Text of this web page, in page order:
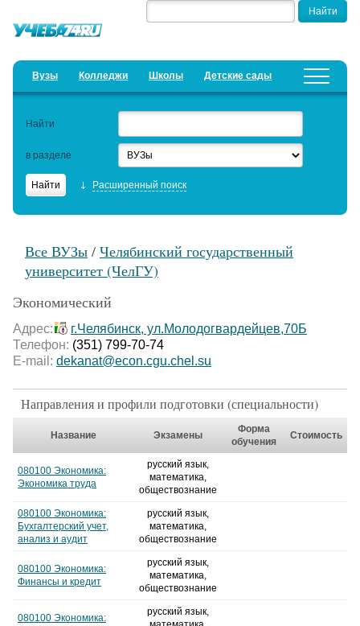
Вузы Колледжи Школы Детские сады
Добавить уч. заведение Предложить новость
Образовательный кредит
Актуальные статьи
Найти
в разделе
Расширенный поиск
Все ВУЗы / Челябинский государственный
университет (ЧелГУ)
Экономический
Адрес:
г.Челябинск, ул.Молодогвардейцев,70Б
Телефон: (351) 799-70-74
E-mail: dekanat@econ.cgu.chel.su
Направления и профили подготовки (специальности)
Название Экзамены
Форма
обучения
Стоимость
080100 Экономика:
Экономика труда
русский язык,
математика,
обществознание
080100 Экономика:
Бухгалтерский учет,
анализ и аудит
русский язык,
математика,
обществознание
080100 Экономика:
Финансы и кредит
русский язык,
математика,
обществознание
080100 Экономика:
русский язык,